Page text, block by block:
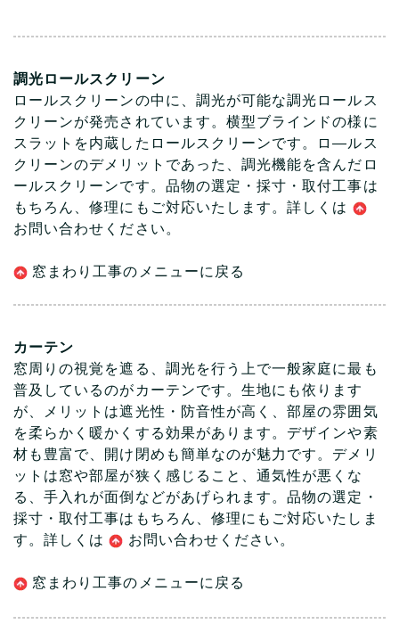
調光ロールスクリーン
ロールスクリーンの中に、調光が可能な調光ロールス
クリーンが発売されています。横型ブラインドの様に
スラットを内蔵したロールスクリーンです。ロ―ルス
クリーンのデメリットであった、調光機能を含んだロ
ールスクリーンです。品物の選定・採寸・取付工事は
もちろん、修理にもご対応いたします。詳しくは
お問い合わせください。
窓まわり工事のメニューに戻る
カーテン
窓周りの視覚を遮る、調光を行う上で一般家庭に最も
普及しているのがカーテンです。生地にも依ります
が、メリットは遮光性・防音性が高く、部屋の雰囲気
を柔らかく暖かくする効果があります。デザインや素
材も豊富で、開け閉めも簡単なのが魅力です。デメリ
ットは窓や部屋が狭く感じること、通気性が悪くな
る、手入れが面倒などがあげられます。品物の選定・
採寸・取付工事はもちろん、修理にもご対応いたしま
す。詳しくは
お問い合わせください。
窓まわり工事のメニューに戻る